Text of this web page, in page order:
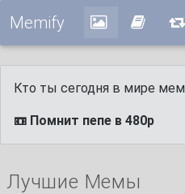
Memify
Кто ты сегодня в мире
📼 Помнит пепе в 480p
Лучшие Мемы